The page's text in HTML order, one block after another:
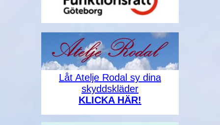
Låt Atelje Rodal sy dina
skyddskläder
KLICKA HÄR!